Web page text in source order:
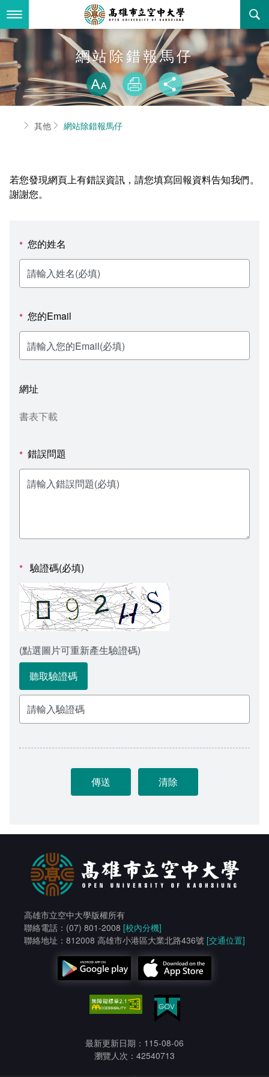
到
要
內最新消息
全部公告
教務公告
學系公告
活動研習
歷史訊息
新聞媒體專區
校園行事曆
報名系統
線上報名查詢
關於本校
空大簡介
立案證明
空大有利的學習條件
環境設備
本校位置
資訊圖像化專區
活動花絮
影音資訊
行政單位
行政單位簡介
校長室
教務處課務組
學習指導中心
輔導處
研發處
秘書處出納組
教學媒體處
電算中心
人事室
學術單位
通識教育中心
法律學系
大眾傳播學系
外國語文學系
文化藝術學系
健康管理與促進學系
其他好站
資訊相關法規
校務資訊
新生報名
在學資訊
校務系統
課程大綱
網路選課
校園行事曆
校內系統
資訊服務線上報修系統
消耗品申請
教室‧會議室預約系統
問卷調查
法令規章
政府公開資訊
意見信箱
各單位意見信箱
諮詢信箱進度查詢
影音資訊
網站除錯報馬仔
略過字型切
放大
列印 分享
首頁其他 網站除錯報馬仔
若您發現網頁上有錯誤資訊，請您填寫回報資料告知我們。
謝謝您。
* 您的姓名
* 您的Email
網址
書表下載
* 錯誤問題
* 驗證碼(必填)
(點選圖片可重新產生驗證碼)
聽取驗證碼
高雄市立空中大學版權所有
聯絡電話：(07) 801-2008 [校內分機]
聯絡地址：812008 高雄市小港區大業北路436號 [交通位置]
最新更新日期：115-08-06
瀏覽人次：42540713